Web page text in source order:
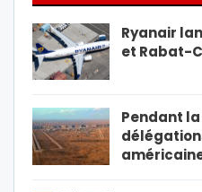
Ryanair
et Rabat-
Pendant